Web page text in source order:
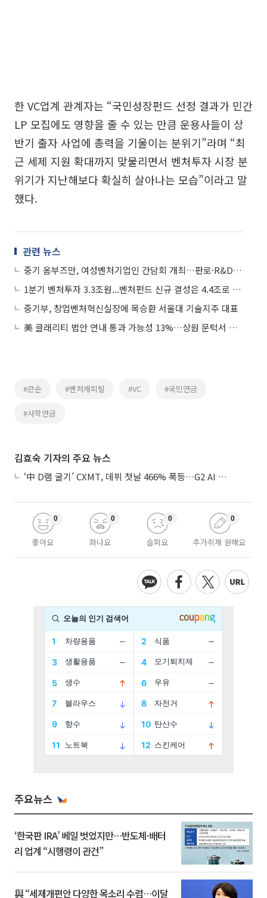
한 VC업계 관계자는 “국민성장펀드 선정 결과가 민간
LP 모집에도 영향을 줄 수 있는 만큼 운용사들이 상
반기 출자 사업에 총력을 기울이는 분위기”라며 “최
근 세제 지원 확대까지 맞물리면서 벤처투자 시장 분
위기가 지난해보다 확실히 살아나는 모습”이라고 말
했다.
관련 뉴스
중기 옴부즈만, 여성벤처기업인 간담회 개최…판로·R&D 애로 청취
1분기 벤처투자 3.3조원...벤처펀드 신규 결성은 4.4조로 역대 최대
중기부, 창업벤처혁신실장에 목승환 서울대 기술지주 대표
美 클래리티 법안 연내 통과 가능성 13%…상원 문턱서 제동
#큰손 #벤처캐피탈 #VC #국민연금
#사학연금
김효숙 기자의 주요 뉴스
‘中 D램 굴기’ CXMT, 데뷔 첫날 466% 폭등…G2 AI 패권 ‘쩐의 전쟁’
좋아요
0
화나요
0
슬퍼요
0
추가취재 원해요
0
주요뉴스
‘한국판 IRA’ 베일 벗었지만…반도체·배터
리 업계 “시행령이 관건”
與 “세제개편안 다양한 목소리 수렴…이달